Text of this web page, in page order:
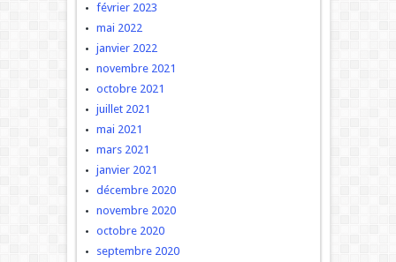
février 2023
mai 2022
janvier 2022
novembre 2021
octobre 2021
juillet 2021
mai 2021
mars 2021
janvier 2021
décembre 2020
novembre 2020
octobre 2020
septembre 2020